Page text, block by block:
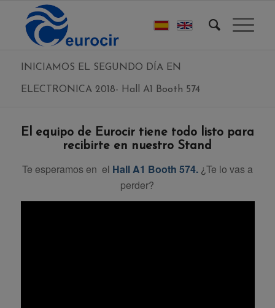
INICIAMOS EL SEGUNDO DÍA EN
ELECTRONICA 2018- Hall A1 Booth 574
El equipo de Eurocir tiene todo listo para
recibirte en nuestro Stand
Te esperamos en el Hall A1 Booth 574. ¿Te lo vas a
perder?